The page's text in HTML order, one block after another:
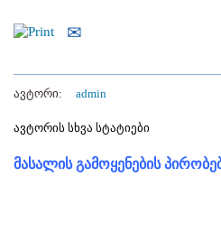
ავტორი: admin
ავტორის სხვა სტატიები
მასალის გამოყენების